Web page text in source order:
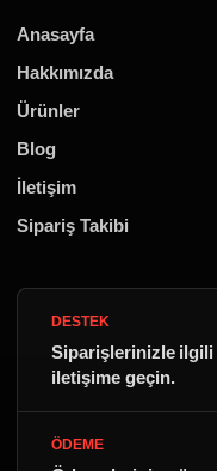
Anasayfa
Hakkımızda
Ürünler
Blog
İletişim
Sipariş Takibi
DESTEK
Siparişlerinizle
iletişime geçin.
ÖDEME